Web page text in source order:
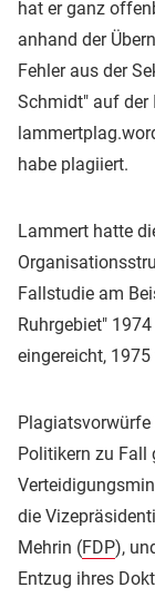
hat er ganz
anhand der
Fehler aus der
Schmidt" auf der
habe plagiiert.
Lammert hatte
Fallstudie am
Ruhrgebiet"
eingereicht,
Plagiatsvorwürfe
Politikern zu Fall
die
Mehrin (FDP),
Entzug ihres